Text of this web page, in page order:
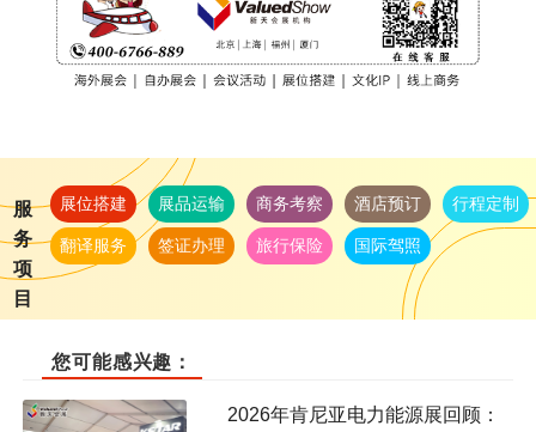
服
务
项
目
展位搭建 展品运输 商务考察 酒店预订 行程定制
翻译服务 签证办理 旅行保险 国际驾照
您可能感兴趣：
2026年肯尼亚电力能源展回顾：